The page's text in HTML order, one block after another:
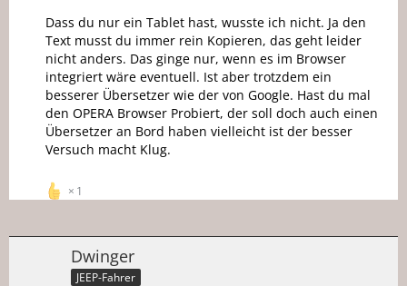
Dass du nur ein Tablet hast, wusste ich nicht. Ja den
Text musst du immer rein Kopieren, das geht leider
nicht anders. Das ginge nur, wenn es im Browser
integriert wäre eventuell. Ist aber trotzdem ein
besserer Übersetzer wie der von Google. Hast du mal
den OPERA Browser Probiert, der soll doch auch einen
Übersetzer an Bord haben vielleicht ist der besser
Versuch macht Klug.
1
Dwinger
JEEP-Fahrer